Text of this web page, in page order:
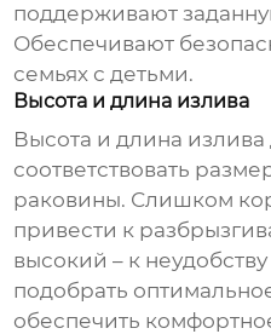
поддерживают
Обеспечивают
семьях с детьми.
Высота и длина излива
Высота и длина
соответствовать
раковины. Слишком
привести к
высокий – к
подобрать
обеспечить